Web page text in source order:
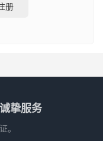
册
挚服务
。